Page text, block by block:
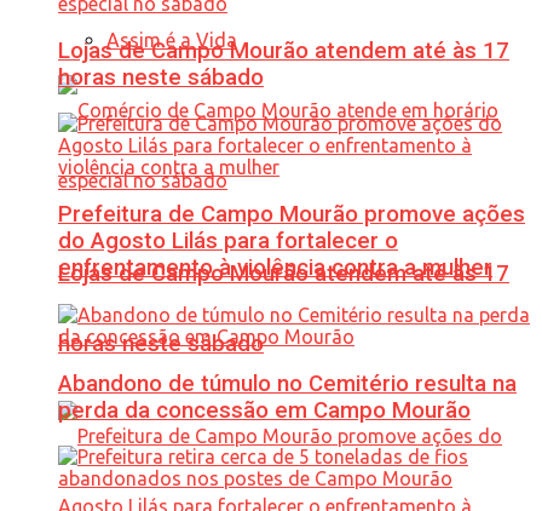
Assim é a Vida
Lojas de Campo Mourão atendem até às 17
horas neste sábado
Lojas de Campo Mourão atendem até às 17
horas neste sábado
Prefeitura de Campo Mourão promove ações
do Agosto Lilás para fortalecer o
enfrentamento à violência contra a mulher
Abandono de túmulo no Cemitério resulta na
perda da concessão em Campo Mourão